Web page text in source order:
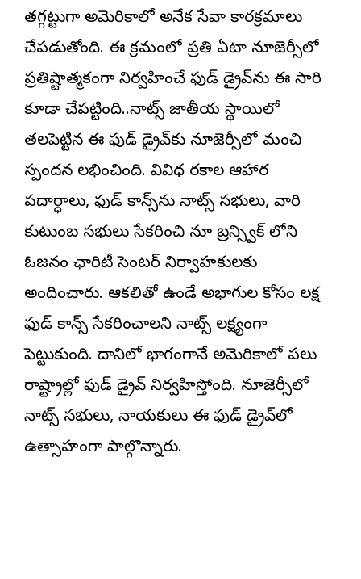
తగ్గట్టుగా అమెరికాలో అనేక సేవా కార్యక్రమాలు
చేపడుతోంది. ఈ క్రమంలో ప్రతి ఏటా న్యూజెర్సీలో
ప్రతిష్టాత్మకంగా నిర్వహించే ఫుడ్ డ్రైవ్‌ను ఈ సారి
కూడా చేపట్టింది..నాట్స్ జాతీయ స్థాయిలో
తలపెట్టిన ఈ ఫుడ్ డ్రైవ్‌కు న్యూజెర్సీలో మంచి
స్పందన లభించింది. వివిధ రకాల ఆహార
పదార్ధాలు, ఫుడ్ క్యాన్స్‌ను నాట్స్ సభ్యులు, వారి
కుటుంబ సభ్యులు సేకరించి న్యూ బ్రన్స్విక్ లోని
ఓజనం ఛారిటీ సెంటర్ నిర్వాహకులకు
అందించారు. ఆకలితో ఉండే అభాగ్యుల కోసం లక్ష
ఫుడ్ క్యాన్స్ సేకరించాలని నాట్స్ లక్ష్యంగా
పెట్టుకుంది. దానిలో భాగంగానే అమెరికాలో పలు
రాష్ట్రాల్లో ఫుడ్ డ్రైవ్ నిర్వహిస్తోంది. న్యూజెర్సీలో
నాట్స్ సభ్యులు, నాయకులు ఈ ఫుడ్ డ్రైవ్‌లో
ఉత్సాహంగా పాల్గొన్నారు.